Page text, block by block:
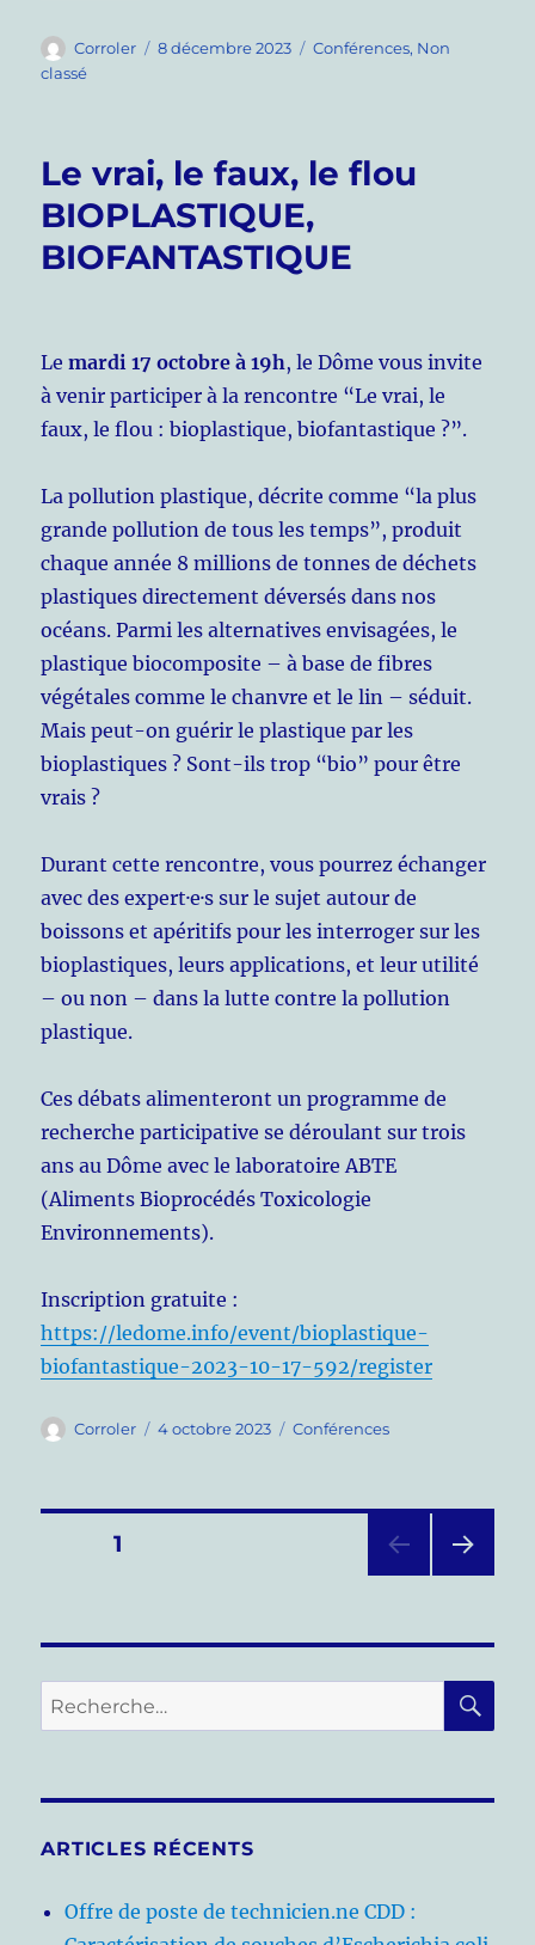
Auteur
Corroler
Publié
8 décembre 2023 Catégories
Conférences, Non
classé
Le vrai, le faux, le flou
BIOPLASTIQUE,
BIOFANTASTIQUE
Lemardi 17 octobre à 19h, le Dôme vous invite
à venir participer à la rencontre “Le vrai, le
faux, le flou : bioplastique, biofantastique ?”.
La pollution plastique, décrite comme “la plus
grande pollution de tous les temps”, produit
chaque année 8 millions de tonnes de déchets
plastiques directement déversés dans nos
océans. Parmi les alternatives envisagées, le
plastique biocomposite – à base de fibres
végétales comme le chanvre et le lin – séduit.
Mais peut-on guérir le plastique par les
bioplastiques ? Sont-ils trop “bio” pour être
vrais ?
Durant cette rencontre, vous pourrez échanger
avec des expert·e·s sur le sujet autour de
boissons et apéritifs pour les interroger sur les
bioplastiques, leurs applications, et leur utilité
– ou non – dans la lutte contre la pollution
plastique.
Ces débats alimenteront un programme de
recherche participative se déroulant sur trois
ans au Dôme avec le laboratoire ABTE
(Aliments Bioprocédés Toxicologie
Environnements).
Inscription gratuite :
https://ledome.info/event/bioplastique-
biofantastique-2023-10-17-592/register
Auteur
Corroler
Publié
4 octobre 2023 Catégories
Conférences
Pagination
publications
PAGE1
ANT
E
Recherche
pour :
ARTICLES RÉCENTS
Offre de poste de technicien.ne CDD :